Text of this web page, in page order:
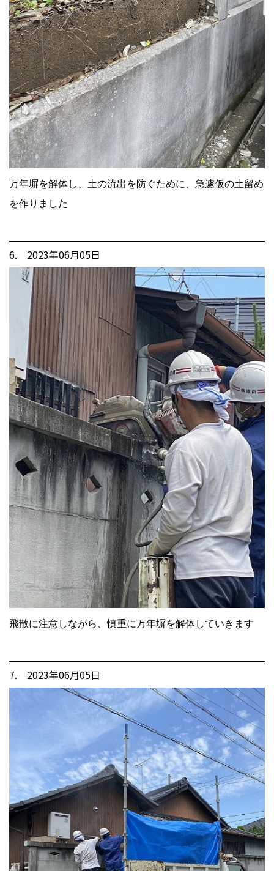
万年塀を解体し、土の流出を防ぐために、急遽仮の土留め
を作りました
6. 2023年06月05日
飛散に注意しながら、慎重に万年塀を解体していきます
7. 2023年06月05日